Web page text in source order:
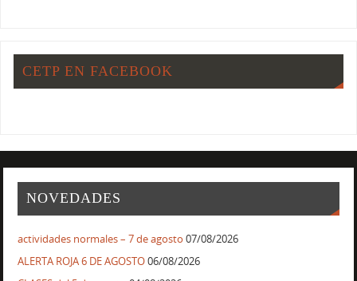
CETP EN FACEBOOK
NOVEDADES
actividades normales – 7 de agosto 07/08/2026
ALERTA ROJA 6 DE AGOSTO06/08/2026